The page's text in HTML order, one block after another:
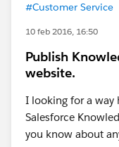
#Customer Service
10 feb 2016, 16:50
Publish
website.
I looking for a way
Salesforce
you know about